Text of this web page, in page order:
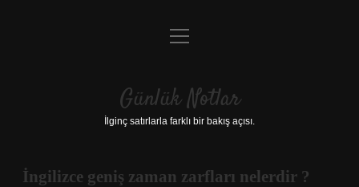
Anasayfa
Yasal Uyarı
menüyü
Günlük Notlar
İlginç satırlarla farklı bir bakış açısı.
İngilizce geniş zaman zarfları nelerdir ?